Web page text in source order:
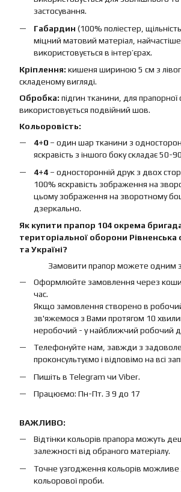
застосування.
Габардин (100% поліестер,
міцний матовий матеріал, найчастіше
використовується в інтер’єрах.
Кріплення: кишеня шириною 5 см з
складеному вигляді.
Обробка: підгин тканини, для прапорної
використовується подвійний шов.
Кольоровість:
4+0 – один шар тканини з
яскравість з іншого боку складає 50-
4+4 – односторонній друк з двох
100% яскравість зображення на
цьому зображення на зворотному
дзеркально.
Як купити прапор 104 окрема
територіальної оборони Рівненська
та Україні?
Замовити прапор можете одним з
Оформлюйте замовлення через
час.
Якщо замовлення створено в
зв'яжемося з Вами протягом 10
неробочий - у найближчий робочий
Телефонуйте нам, завжди з
проконсультуємо і відповімо на всі
Пишіть в Telegram чи Viber.
Працюємо: Пн-Пт. З 9 до 17
ВАЖЛИВО:
Відтінки кольорів прапора можуть
залежності від обраного матеріалу.
Точне узгодження кольорів можливе
кольорової проби.